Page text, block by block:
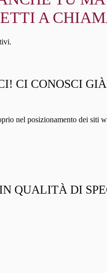
A
CI CONOSCI
nel posizionamento dei siti
QUALITÀ DI